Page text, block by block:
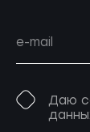
Даю